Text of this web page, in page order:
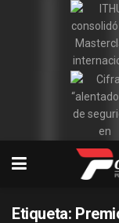
Etiqueta: